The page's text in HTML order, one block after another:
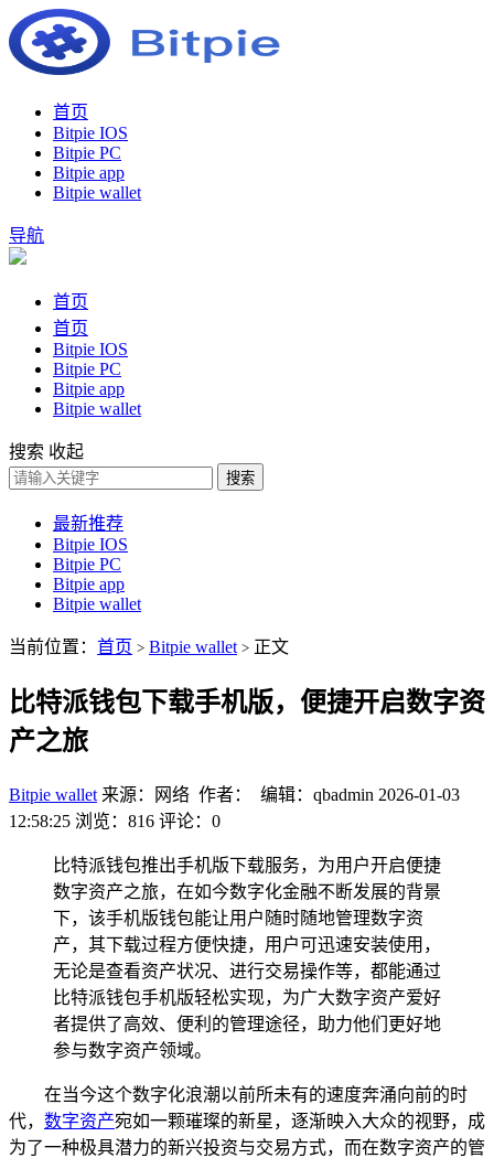
首页
Bitpie IOS
Bitpie PC
Bitpie app
Bitpie wallet
导航
首页
首页
Bitpie IOS
Bitpie PC
Bitpie app
Bitpie wallet
搜索 收起
搜索
最新推荐
Bitpie IOS
Bitpie PC
Bitpie app
Bitpie wallet
当前位置： 首页 > Bitpie wallet > 正文
比特派钱包下载手机版，便捷开启数字资
产之旅
Bitpie wallet 来源：网络 作者： 编辑：qbadmin 2026-01-03
12:58:25 浏览：816 评论：0
比特派钱包推出手机版下载服务，为用户开启便捷
数字资产之旅，在如今数字化金融不断发展的背景
下，该手机版钱包能让用户随时随地管理数字资
产，其下载过程方便快捷，用户可迅速安装使用，
无论是查看资产状况、进行交易操作等，都能通过
比特派钱包手机版轻松实现，为广大数字资产爱好
者提供了高效、便利的管理途径，助力他们更好地
参与数字资产领域。
在当今这个数字化浪潮以前所未有的速度奔涌向前的时
代， 数字资产宛如一颗璀璨的新星，逐渐映入大众的视野，成
为了一种极具潜力的新兴投资与交易方式，而在数字资产的管